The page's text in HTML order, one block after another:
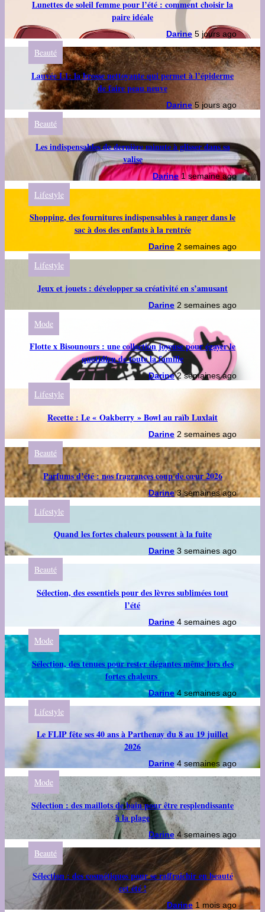
Lunettes de soleil femme pour l’été : comment choisir la
paire idéale
Darine 5 jours ago
Beauté
Lauvée L1: la brosse nettoyante qui permet à l’épiderme
de faire peau neuve
Darine 5 jours ago
Beauté
Les indispensables de dernière minute à glisser dans sa
valise
Darine 1 semaine ago
Lifestyle
Shopping, des fournitures indispensables à ranger dans le
sac à dos des enfants à la rentrée
Darine 2 semaines ago
Lifestyle
Jeux et jouets : développer sa créativité en s’amusant
Darine 2 semaines ago
Mode
Flotte x Bisounours : une collection joyeuse pour égayer le
quotidien de toute la famille
Darine 2 semaines ago
Lifestyle
Recette : Le « Oakberry » Bowl au raïb Luxlait
Darine 2 semaines ago
Beauté
Parfums d’été : nos fragrances coup de cœur 2026
Darine 3 semaines ago
Lifestyle
Quand les fortes chaleurs poussent à la fuite
Darine 3 semaines ago
Beauté
Sélection, des essentiels pour des lèvres sublimées tout
l’été
Darine 4 semaines ago
Mode
Sélection, des tenues pour rester élégantes même lors des
fortes chaleurs
Darine 4 semaines ago
Lifestyle
Le FLIP fête ses 40 ans à Parthenay du 8 au 19 juillet
2026
Darine 4 semaines ago
Mode
Sélection : des maillots de bain pour être resplendissante
à la plage
Darine 4 semaines ago
Beauté
Sélection : des cosmétiques pour se raffraîchir en beauté
cet été !
Darine 1 mois ago